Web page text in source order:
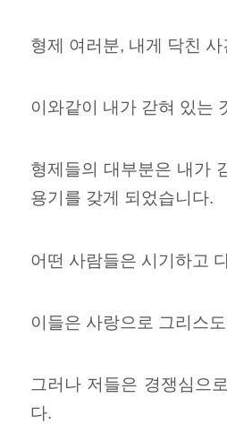
형제 여러분, 내게 닥친
이와같이 내가 갇혀 있는
형제들의 대부분은 내가
용기를 갖게 되었습니다.
어떤 사람들은 시기하고
이들은 사랑으로 그리스
그러나 저들은 경쟁심으
다.